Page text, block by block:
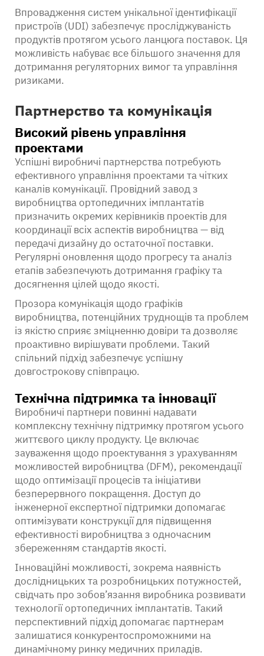
Впровадження систем унікальної ідентифікації
пристроїв (UDI) забезпечує просліджуваність
продуктів протягом усього ланцюга поставок. Ця
можливість набуває все більшого значення для
дотримання регуляторних вимог та управління
ризиками.
Партнерство та комунікація
Високий рівень управління
проектами
Успішні виробничі партнерства потребують
ефективного управління проектами та чітких
каналів комунікації. Провідний завод з
виробництва ортопедичних імплантатів
призначить окремих керівників проектів для
координації всіх аспектів виробництва — від
передачі дизайну до остаточної поставки.
Регулярні оновлення щодо прогресу та аналіз
етапів забезпечують дотримання графіку та
досягнення цілей щодо якості.
Прозора комунікація щодо графіків
виробництва, потенційних труднощів та проблем
із якістю сприяє зміцненню довіри та дозволяє
проактивно вирішувати проблеми. Такий
спільний підхід забезпечує успішну
довгострокову співпрацю.
Технічна підтримка та інновації
Виробничі партнери повинні надавати
комплексну технічну підтримку протягом усього
життєвого циклу продукту. Це включає
зауваження щодо проектування з урахуванням
можливостей виробництва (DFM), рекомендації
щодо оптимізації процесів та ініціативи
безперервного покращення. Доступ до
інженерної експертної підтримки допомагає
оптимізувати конструкції для підвищення
ефективності виробництва з одночасним
збереженням стандартів якості.
Інноваційні можливості, зокрема наявність
дослідницьких та розробницьких потужностей,
свідчать про зобов’язання виробника розвивати
технології ортопедичних імплантатів. Такий
перспективний підхід допомагає партнерам
залишатися конкурентоспроможними на
динамічному ринку медичних приладів.